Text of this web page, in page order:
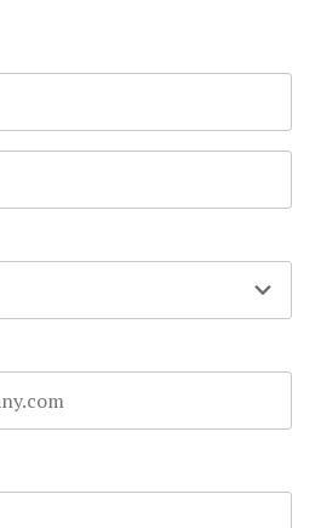
purposes and should be left